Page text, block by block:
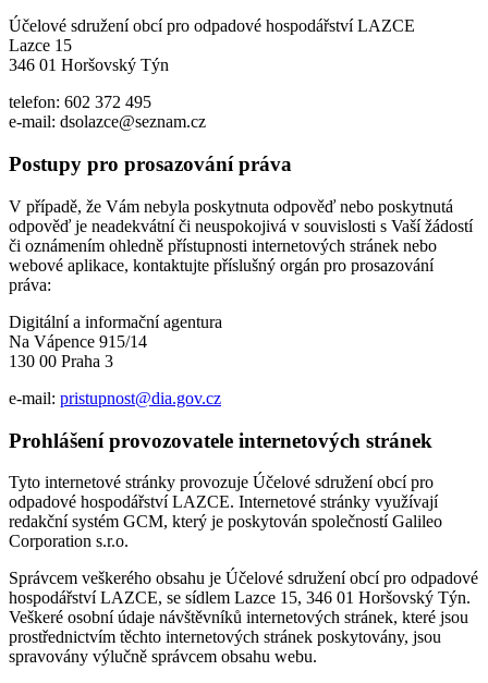
Účelové sdružení obcí pro odpadové hospodářství LAZCE
Lazce 15
346 01 Horšovský Týn
telefon: 602 372 495
e-mail: dsolazce@seznam.cz
Postupy pro prosazování práva
V případě, že Vám nebyla poskytnuta odpověď nebo poskytnutá
odpověď je neadekvátní či neuspokojivá v souvislosti s Vaší žádostí
či oznámením ohledně přístupnosti internetových stránek nebo
webové aplikace, kontaktujte příslušný orgán pro prosazování
práva:
Digitální a informační agentura
Na Vápence 915/14
130 00 Praha 3
e-mail: pristupnost@dia.gov.cz
Prohlášení provozovatele internetových stránek
Tyto internetové stránky provozuje Účelové sdružení obcí pro
odpadové hospodářství LAZCE. Internetové stránky využívají
redakční systém GCM, který je poskytován společností Galileo
Corporation s.r.o.
Správcem veškerého obsahu je Účelové sdružení obcí pro odpadové
hospodářství LAZCE, se sídlem Lazce 15, 346 01 Horšovský Týn.
Veškeré osobní údaje návštěvníků internetových stránek, které jsou
prostřednictvím těchto internetových stránek poskytovány, jsou
spravovány výlučně správcem obsahu webu.